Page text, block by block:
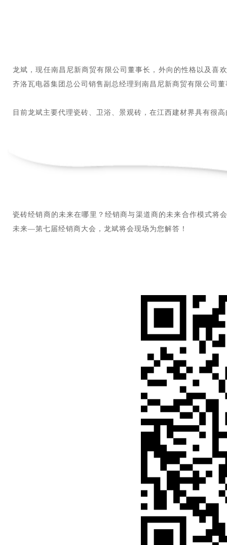
龙斌，现任南昌尼新商贸有限公司董事长，外向的性格以及喜
齐洛瓦电器集团总公司销售副总经理到南昌尼新商贸有限公司
目前龙斌主要代理瓷砖、卫浴、景观砖，在江西建材界具有很
瓷砖经销商的未来在哪里？经销商与渠道商的未来合作模式将
未来—第七届经销商大会，龙斌将会现场为您解答！